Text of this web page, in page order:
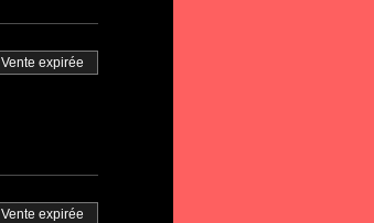
Vente expirée
Vente expirée